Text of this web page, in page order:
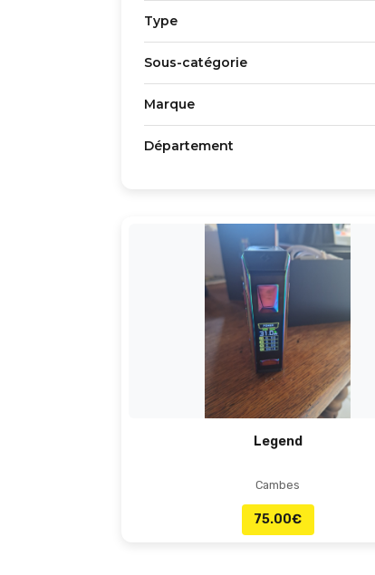
Type
Sous-catégorie
Marque
Département
Legend
Cambes
75.00€